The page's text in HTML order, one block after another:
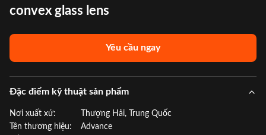
convex glass lens
Yêu cầu ngay
Đặc điểm kỹ thuật sản phẩm
Nơi xuất xứ:
Thượng Hải, Trung Quốc
Tên thương hiệu:
Advance